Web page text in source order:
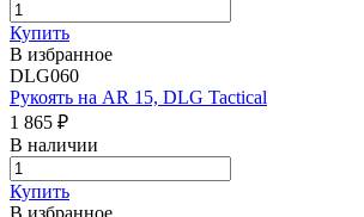
Купить
В избранное
DLG060
Рукоять на AR 15, DLG Tactical
1 865 ₽
В наличии
Купить